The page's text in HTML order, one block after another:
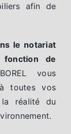
afin de
le notariat
de
vous
toutes vos
réalité du